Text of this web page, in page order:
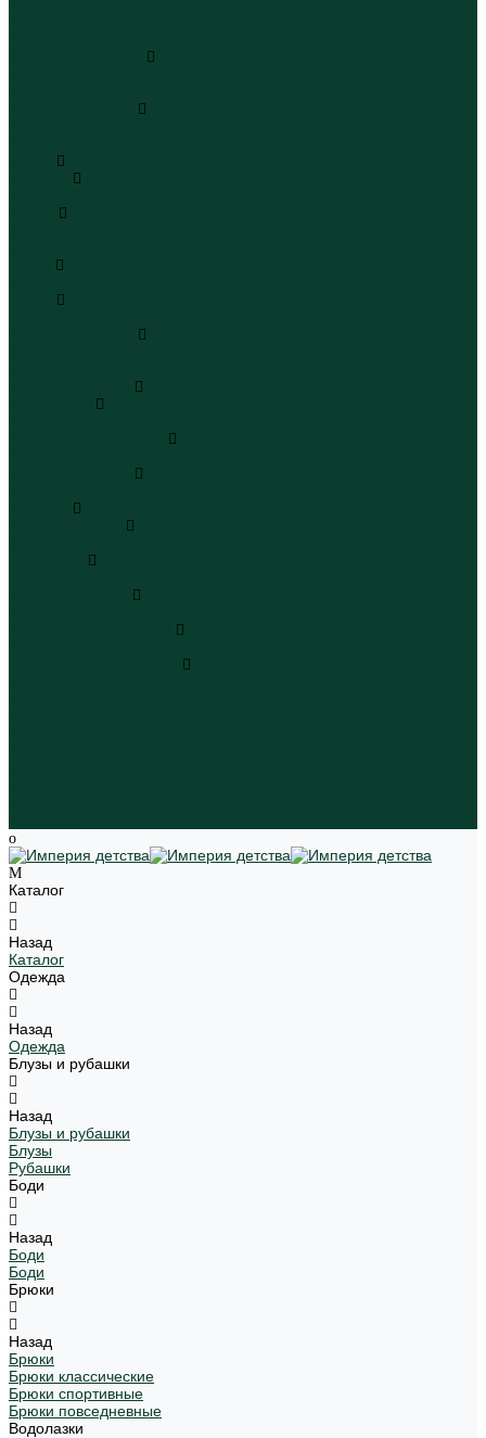
Каталог
Назад
Каталог
Одежда
Назад
Одежда
Блузы и рубашки
Назад
Блузы и рубашки
Блузы
Рубашки
Боди
Назад
Боди
Боди
Брюки
Назад
Брюки
Брюки классические
Брюки спортивные
Брюки повседневные
Водолазки